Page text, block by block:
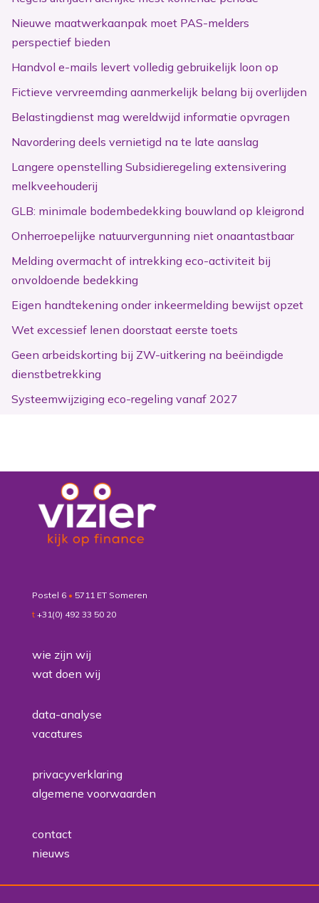
Nieuwe maatwerkaanpak moet PAS-melders
perspectief bieden
Handvol e-mails levert volledig gebruikelijk loon op
Fictieve vervreemding aanmerkelijk belang bij overlijden
Belastingdienst mag wereldwijd informatie opvragen
Navordering deels vernietigd na te late aanslag
Langere openstelling Subsidieregeling extensivering
melkveehouderij
GLB: minimale bodembedekking bouwland op kleigrond
Onherroepelijke natuurvergunning niet onaantastbaar
Melding overmacht of intrekking eco-activiteit bij
onvoldoende bedekking
Eigen handtekening onder inkeermelding bewijst opzet
Wet excessief lenen doorstaat eerste toets
Geen arbeidskorting bij ZW-uitkering na beëindigde
dienstbetrekking
Systeemwijziging eco-regeling vanaf 2027
Postel 6 • 5711 ET Someren
t +31(0) 492 33 50 20
wie zijn wij
wat doen wij
data-analyse
vacatures
privacyverklaring
algemene voorwaarden
contact
nieuws